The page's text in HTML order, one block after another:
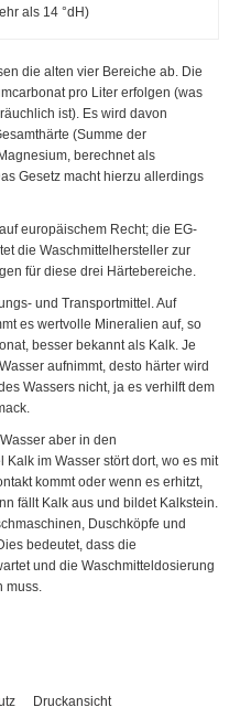
als 14 °dH)
die alten vier Bereiche ab. Die
pro Liter erfolgen (was
ist). Es wird davon
(Summe der
berechnet als
Gesetz macht hierzu allerdings
europäischem Recht; die EG-
die Waschmittelhersteller zur
für diese drei Härtebereiche.
und Transportmittel. Auf
es wertvolle Mineralien auf, so
besser bekannt als Kalk. Je
aufnimmt, desto härter wird
Wassers nicht, ja es verhilft dem
aber in den
im Wasser stört dort, wo es mit
kommt oder wenn es erhitzt,
fällt Kalk aus und bildet Kalkstein.
Duschköpfe und
bedeutet, dass die
und die Waschmitteldosierung
muss.
Druckansicht